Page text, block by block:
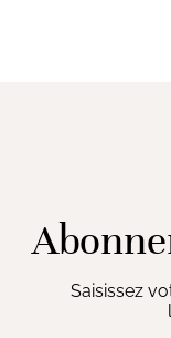
Saisissez